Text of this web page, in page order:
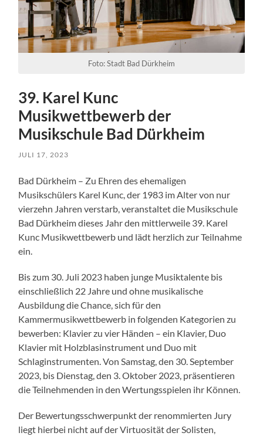
Foto: Stadt Bad Dürkheim
39. Karel Kunc
Musikwettbewerb der
Musikschule Bad Dürkheim
JULI 17, 2023
Bad Dürkheim – Zu Ehren des ehemaligen
Musikschülers Karel Kunc, der 1983 im Alter von nur
vierzehn Jahren verstarb, veranstaltet die Musikschule
Bad Dürkheim dieses Jahr den mittlerweile 39. Karel
Kunc Musikwettbewerb und lädt herzlich zur Teilnahme
ein.
Bis zum 30. Juli 2023 haben junge Musiktalente bis
einschließlich 22 Jahre und ohne musikalische
Ausbildung die Chance, sich für den
Kammermusikwettbewerb in folgenden Kategorien zu
bewerben: Klavier zu vier Händen – ein Klavier, Duo
Klavier mit Holzblasinstrument und Duo mit
Schlaginstrumenten. Von Samstag, den 30. September
2023, bis Dienstag, den 3. Oktober 2023, präsentieren
die Teilnehmenden in den Wertungsspielen ihr Können.
Der Bewertungsschwerpunkt der renommierten Jury
liegt hierbei nicht auf der Virtuosität der Solisten,